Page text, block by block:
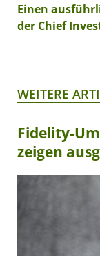
Einen
der Chief
WEITERE
Fidelity-
zeigen